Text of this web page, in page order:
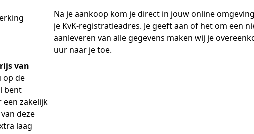
van
op de
bent
een zakelijk
laag
Na je aankoop kom je direct in jouw online
je KvK-registratieadres. Je geeft aan of het om een
aanleveren van alle gegevens maken wij je
uur naar je toe.